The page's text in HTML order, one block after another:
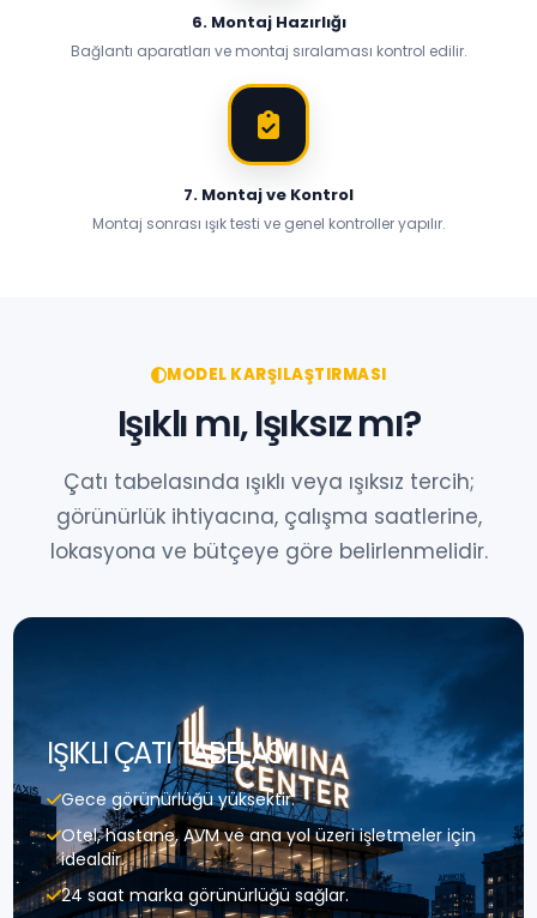
6. Montaj Hazırlığı
Bağlantı aparatları ve montaj sıralaması kontrol edilir.
7. Montaj ve Kontrol
Montaj sonrası ışık testi ve genel kontroller yapılır.
MODEL KARŞILAŞTIRMASI
Işıklı mı, Işıksız mı?
Çatı tabelasında ışıklı veya ışıksız tercih;
görünürlük ihtiyacına, çalışma saatlerine,
lokasyona ve bütçeye göre belirlenmelidir.
IŞIKLI ÇATI TABELASI
Gece görünürlüğü yüksektir.
Otel, hastane, AVM ve ana yol üzeri işletmeler için
idealdir.
24 saat marka görünürlüğü sağlar.